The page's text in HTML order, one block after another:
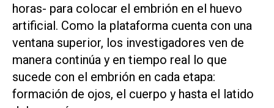
horas- para colocar el embrión en el huevo
artificial. Como la plataforma cuenta con una
ventana superior, los investigadores ven de
manera continúa y en tiempo real lo que
sucede con el embrión en cada etapa:
formación de ojos, el cuerpo y hasta el latido